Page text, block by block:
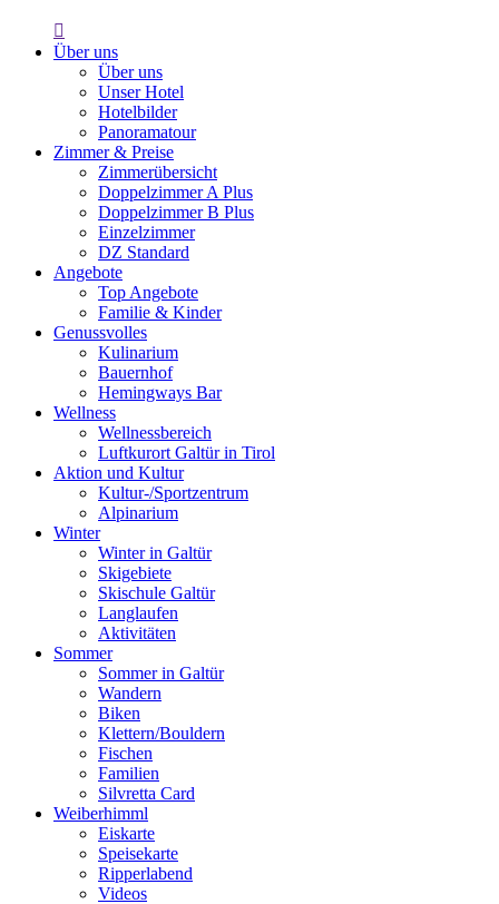

Über uns
Über uns
Unser Hotel
Hotelbilder
Panoramatour
Zimmer & Preise
Zimmerübersicht
Doppelzimmer A Plus
Doppelzimmer B Plus
Einzelzimmer
DZ Standard
Angebote
Top Angebote
Familie & Kinder
Genussvolles
Kulinarium
Bauernhof
Hemingways Bar
Wellness
Wellnessbereich
Luftkurort Galtür in Tirol
Aktion und Kultur
Kultur-/Sportzentrum
Alpinarium
Winter
Winter in Galtür
Skigebiete
Skischule Galtür
Langlaufen
Aktivitäten
Sommer
Sommer in Galtür
Wandern
Biken
Klettern/Bouldern
Fischen
Familien
Silvretta Card
Weiberhimml
Eiskarte
Speisekarte
Ripperlabend
Videos